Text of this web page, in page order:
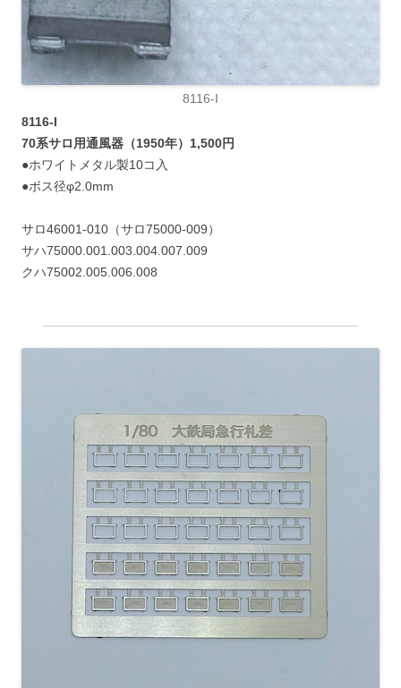
8116-I
8116-I
70系サロ用通風器（1950年）1,500円
●ホワイトメタル製10コ入
●ボス径φ2.0mm
サロ46001-010（サロ75000-009）
サハ75000.001.003.004.007.009
クハ75002.005.006.008